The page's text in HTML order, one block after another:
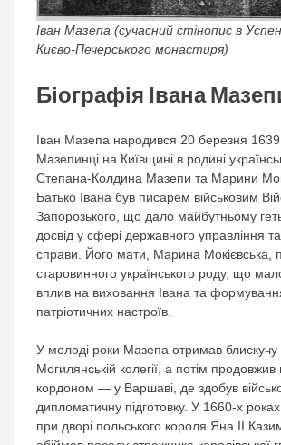
Іван Мазепа (сучасний стінопис в
Києво-Печерського монастиря)
Біографія Івана
Іван Мазепа народився 20 березня 1639
Мазепинці на Київщині в родині
Степана-Колдина Мазепи та Марини
Батько Івана був писарем військовим
Запорозького, що дало майбутньому
досвід у сфері державного управління та
справи. Його мати, Марина Мокієвська,
старовинного українського роду, що
вплив на виховання Івана та
патріотичних настроїв.
У молоді роки Мазепа отримав блискучу
Могилянській колегії, а потім
кордоном — у Варшаві, де здобув
дипломатичну підготовку. У 1660-х
при дворі польського короля Яна ІІ